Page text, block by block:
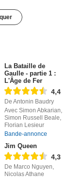
La Bataille de
Gaulle - partie 1 :
L'Âge de Fer
4,4
De Antonin Baudry
Avec Simon Abkarian,
Simon Russell Beale,
Florian Lesieur
Bande-annonce
Jim Queen
4,3
De Marco Nguyen,
Nicolas Athane